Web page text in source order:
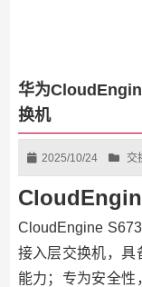
华为
换机
2025/10/24 交
CloudEngine
接入层交换机，具
能力；专为安全性